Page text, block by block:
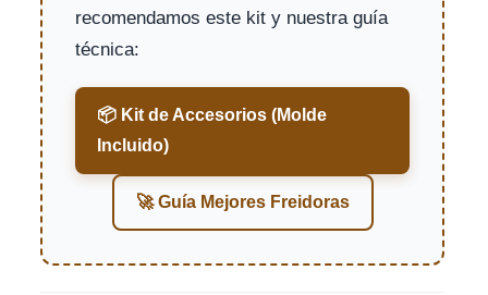
recomendamos este kit y nuestra guía
técnica:
📦 Kit de Accesorios (Molde
Incluido)
🚀 Guía Mejores Freidoras